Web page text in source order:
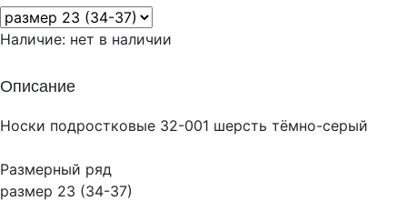
Наличие: нет в наличии
Описание
Носки подростковые 32-001 шерсть тёмно-серый
Размерный ряд
размер 23 (34-37)